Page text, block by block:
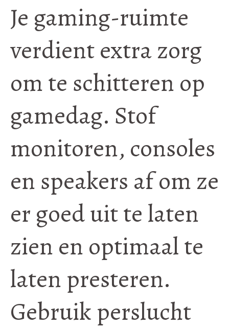
Je gaming-ruimte
verdient extra zorg
om te schitteren op
gamedag. Stof
monitoren, consoles
en speakers af om ze
er goed uit te laten
zien en optimaal te
laten presteren.
Gebruik perslucht